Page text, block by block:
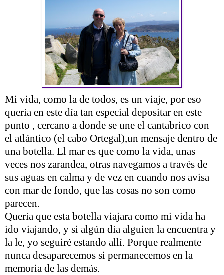
Mi vida, como la de todos, es un viaje, por eso
quería en este día tan especial depositar en este
punto , cercano a donde se une el cantabrico con
el atlántico (el cabo Ortegal),un mensaje dentro de
una botella. El mar es que como la vida, unas
veces nos zarandea, otras navegamos a través de
sus aguas en calma y de vez en cuando nos avisa
con mar de fondo, que las cosas no son como
parecen.
Quería que esta botella viajara como mi vida ha
ido viajando, y si algún día alguien la encuentra y
la le, yo seguiré estando allí. Porque realmente
nunca desaparecemos si permanecemos en la
memoria de las demás.